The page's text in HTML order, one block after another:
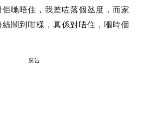
哋唔住，我差咗落個氹度，而家
鬧到咁樣，真係對唔住，嗰時個
廣告